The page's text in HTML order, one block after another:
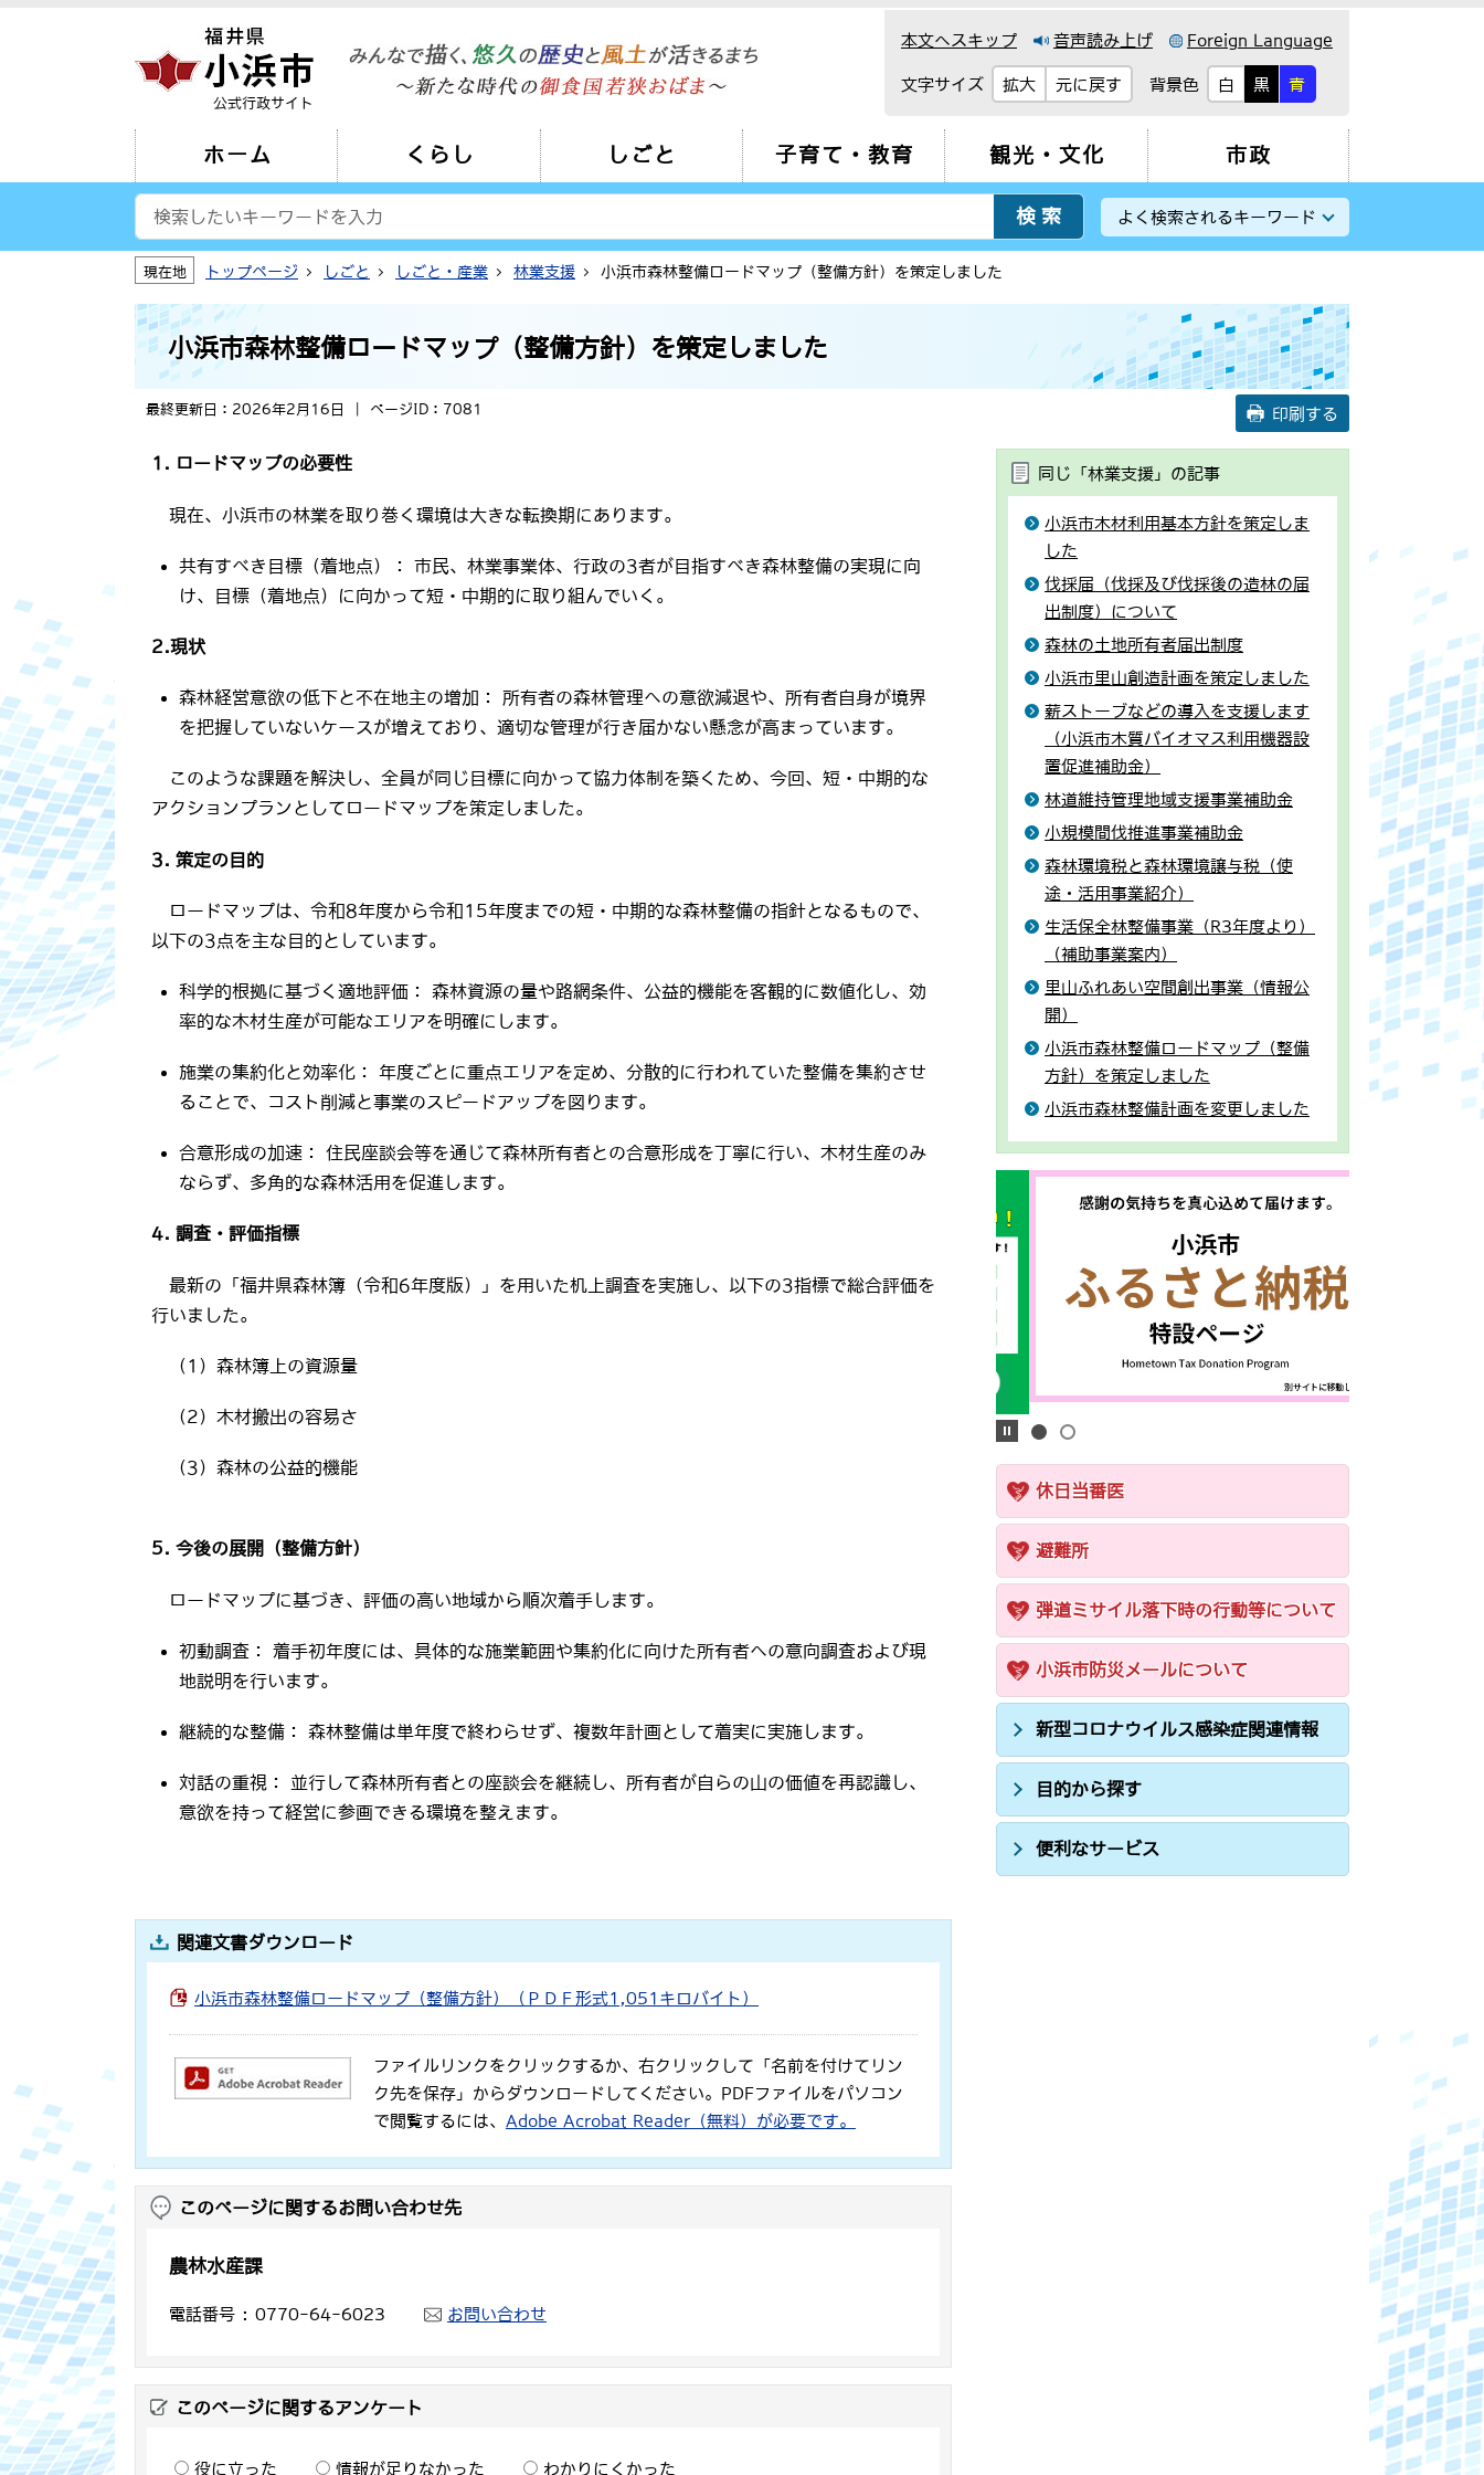
公式行政サイト
本文へスキップ 音声読み上げ Foreign Language
文字サイズ 拡大 元に戻す 背景色 白 黒 青
ホーム くらし しごと 子育て・教育 観光・文化 市政
よく検索されるキーワード
現在地 トップページ しごと しごと・産業 林業支援 小浜市森林整備ロードマップ（整備方針）を策定しました
小浜市森林整備ロードマップ（整備方針）を策定しました
最終更新日：2026年2月16日 ページID：7081 印刷する
1. ロードマップの必要性
現在、小浜市の林業を取り巻く環境は大きな転換期にあります。
共有すべき目標（着地点）： 市民、林業事業体、行政の3者が目指すべき森林整備の実現に向
け、目標（着地点）に向かって短・中期的に取り組んでいく。
2.現状
森林経営意欲の低下と不在地主の増加： 所有者の森林管理への意欲減退や、所有者自身が境界
を把握していないケースが増えており、適切な管理が行き届かない懸念が高まっています。
このような課題を解決し、全員が同じ目標に向かって協力体制を築くため、今回、短・中期的な
アクションプランとしてロードマップを策定しました。
3. 策定の目的
ロードマップは、令和8年度から令和15年度までの短・中期的な森林整備の指針となるもので、
以下の3点を主な目的としています。
科学的根拠に基づく適地評価： 森林資源の量や路網条件、公益的機能を客観的に数値化し、効
率的な木材生産が可能なエリアを明確にします。
施業の集約化と効率化： 年度ごとに重点エリアを定め、分散的に行われていた整備を集約させ
ることで、コスト削減と事業のスピードアップを図ります。
合意形成の加速： 住民座談会等を通じて森林所有者との合意形成を丁寧に行い、木材生産のみ
ならず、多角的な森林活用を促進します。
4. 調査・評価指標
最新の「福井県森林簿（令和6年度版）」を用いた机上調査を実施し、以下の3指標で総合評価を
行いました。
（1）森林簿上の資源量
（2）木材搬出の容易さ
（3）森林の公益的機能
5. 今後の展開（整備方針）
ロードマップに基づき、評価の高い地域から順次着手します。
初動調査： 着手初年度には、具体的な施業範囲や集約化に向けた所有者への意向調査および現
地説明を行います。
継続的な整備： 森林整備は単年度で終わらせず、複数年計画として着実に実施します。
対話の重視： 並行して森林所有者との座談会を継続し、所有者が自らの山の価値を再認識し、
意欲を持って経営に参画できる環境を整えます。
関連文書ダウンロード
小浜市森林整備ロードマップ（整備方針）（ＰＤＦ形式1,051キロバイト）
ファイルリンクをクリックするか、右クリックして「名前を付けてリン
ク先を保存」からダウンロードしてください。PDFファイルをパソコン
で閲覧するには、 Adobe Acrobat Reader（無料）が必要です。
このページに関するお問い合わせ先
農林水産課
電話番号 0770-64-6023 お問い合わせ
このページに関するアンケート
役に立った 情報が足りなかった わかりにくかった
同じ「林業支援」の記事
小浜市木材利用基本方針を策定しま
した
伐採届（伐採及び伐採後の造林の届
出制度）について
森林の土地所有者届出制度
小浜市里山創造計画を策定しました
薪ストーブなどの導入を支援します
（小浜市木質バイオマス利用機器設
置促進補助金）
林道維持管理地域支援事業補助金
小規模間伐推進事業補助金
森林環境税と森林環境譲与税（使
途・活用事業紹介）
生活保全林整備事業（R3年度より）
（補助事業案内）
里山ふれあい空間創出事業（情報公
開）
小浜市森林整備ロードマップ（整備
方針）を策定しました
小浜市森林整備計画を変更しました
休日当番医
避難所
弾道ミサイル落下時の行動等について
小浜市防災メールについて
新型コロナウイルス感染症関連情報
目的から探す
便利なサービス